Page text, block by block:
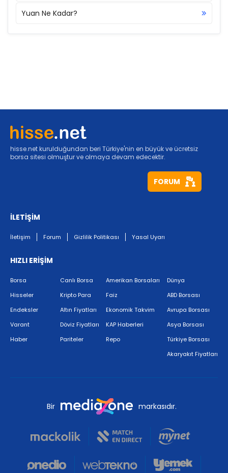
Yuan Ne Kadar?
hisse.net kurulduğundan beri Türkiye'nin en büyük ve ücretsiz
borsa sitesi olmuştur ve olmaya devam edecektir.
FORUM
İLETİŞİM
İletişim Forum Gizlilik Politikası Yasal Uyarı
HIZLI ERİŞİM
Borsa
Hisseler
Endeksler
Varant
Haber
Canlı Borsa
Kripto Para
Altın Fiyatları
Döviz Fiyatları
Pariteler
Amerikan Borsaları
Faiz
Ekonomik Takvim
KAP Haberleri
Repo
Dünya
ABD Borsası
Avrupa Borsası
Asya Borsası
Türkiye Borsası
Akaryakıt Fiyatları
Bir markasıdır.